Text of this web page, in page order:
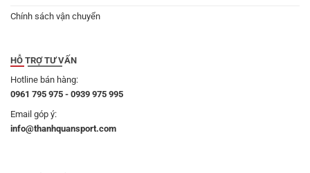
Chính sách vận chuyển
HỖ TRỢ TƯ VẤN
Hotline bán hàng:
0961 795 975 - 0939 975 995
Email góp ý:
info@thanhquansport.com